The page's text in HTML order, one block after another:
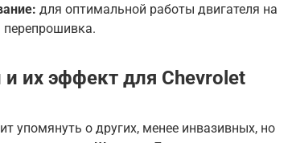
для оптимальной работы двигателя на
перепрошивка.
их эффект для Chevrolet
упомянуть о других, менее инвазивных, но